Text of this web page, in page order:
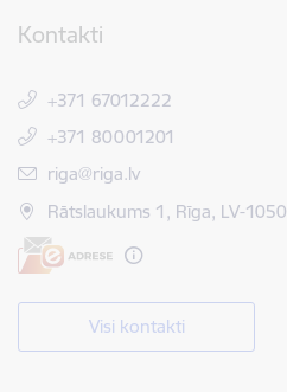
Kontakti
+371 67012222
+371 80001201
E-pasts:
riga@riga.lv
Rātslaukums 1, Rīga, LV-1050
Visi kontakti